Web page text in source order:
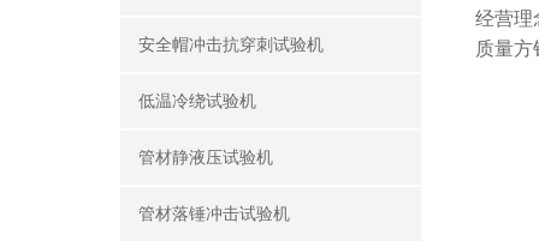
安全帽冲击抗穿刺试验机
低温冷绕试验机
管材静液压试验机
管材落锤冲击试验机
经营理
质量